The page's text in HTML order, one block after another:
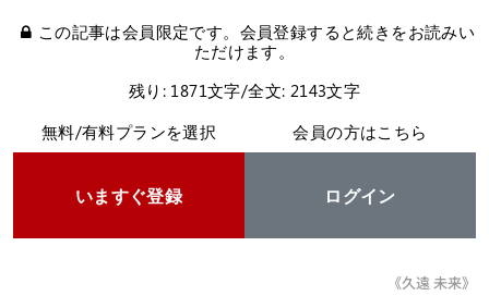
この記事は会員限定です。会員登録すると続きをお読みい
ただけます。
残り: 1871文字/全文: 2143文字
無料/有料プランを選択
いますぐ登録
会員の方はこちら
ログイン
《久遠 未来》